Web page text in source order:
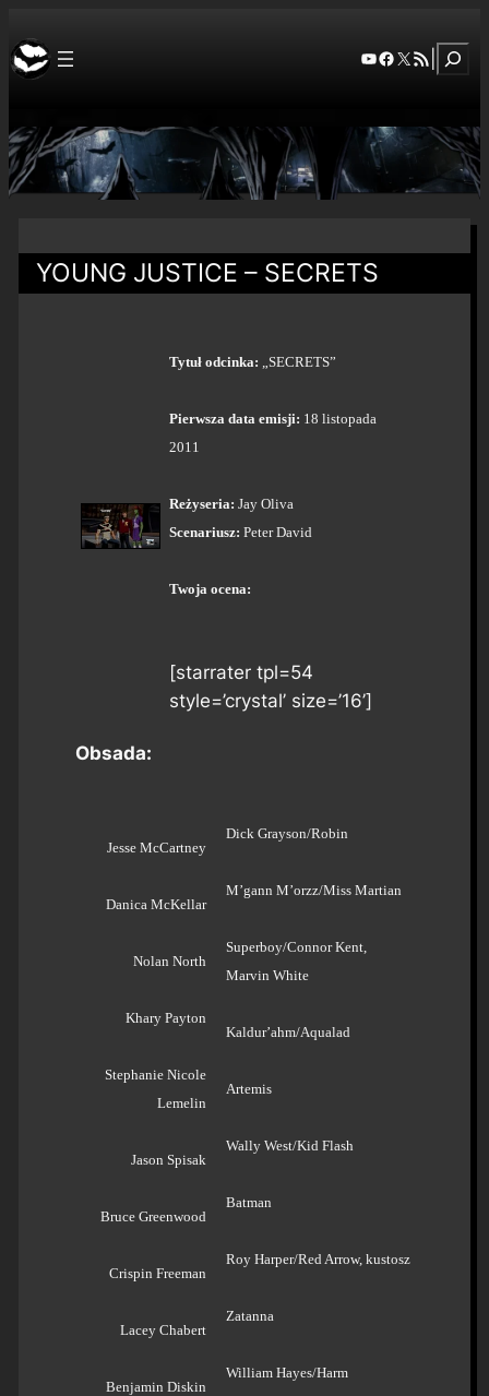
YouTube
Facebook
X RSS Feed
YOUNG JUSTICE – SECRETS
Tytuł odcinka: „SECRETS”
Pierwsza data emisji: 18 listopada
2011
Reżyseria: Jay Oliva
Scenariusz: Peter David
Twoja ocena:
[starrater tpl=54
style=’crystal’ size=’16’]
Obsada:
Jesse McCartney
Danica McKellar
Nolan North
Khary Payton
Stephanie Nicole
Lemelin
Jason Spisak
Bruce Greenwood
Crispin Freeman
Lacey Chabert
Benjamin Diskin
Dick Grayson/Robin
M’gann M’orzz/Miss Martian
Superboy/Connor Kent,
Marvin White
Kaldur’ahm/Aqualad
Artemis
Wally West/Kid Flash
Batman
Roy Harper/Red Arrow, kustosz
Zatanna
William Hayes/Harm